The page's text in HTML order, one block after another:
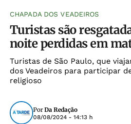
CHAPADA DOS VEADEIROS
Turistas são
noite perdidas em
Turistas de São Paulo, que
dos Veadeiros para participar
religioso
Por Da Redação
08/08/2024 - 14:13 h